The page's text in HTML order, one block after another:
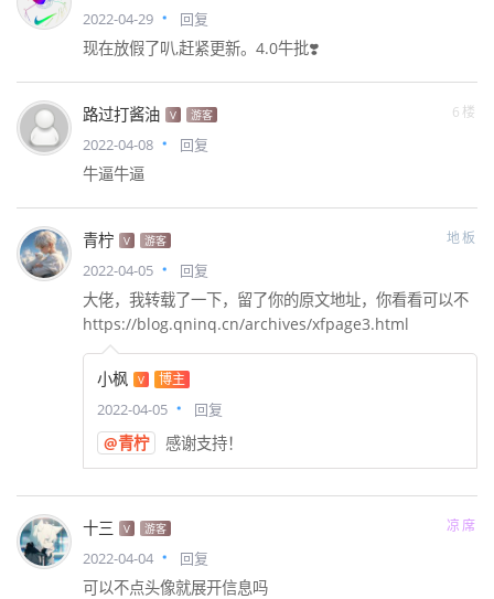
2022-04-29 回复
现在放假了叭,赶紧更新。4.0牛批❣️
路过打酱油 V 游客 6楼
2022-04-08 回复
牛逼牛逼
青柠 V 游客 地板
2022-04-05 回复
大佬，我转载了一下，留了你的原文地址，你看看可以不
https://blog.qninq.cn/archives/xfpage3.html
小枫 V 博主
2022-04-05 回复
@青柠 感谢支持！
十三 V 游客 凉席
2022-04-04 回复
可以不点头像就展开信息吗